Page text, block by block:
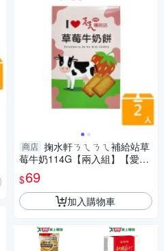
商店 掬水軒ㄋㄟㄋㄟ補給站草
莓牛奶114G【兩入組】【愛
買】
$69
加入購物車